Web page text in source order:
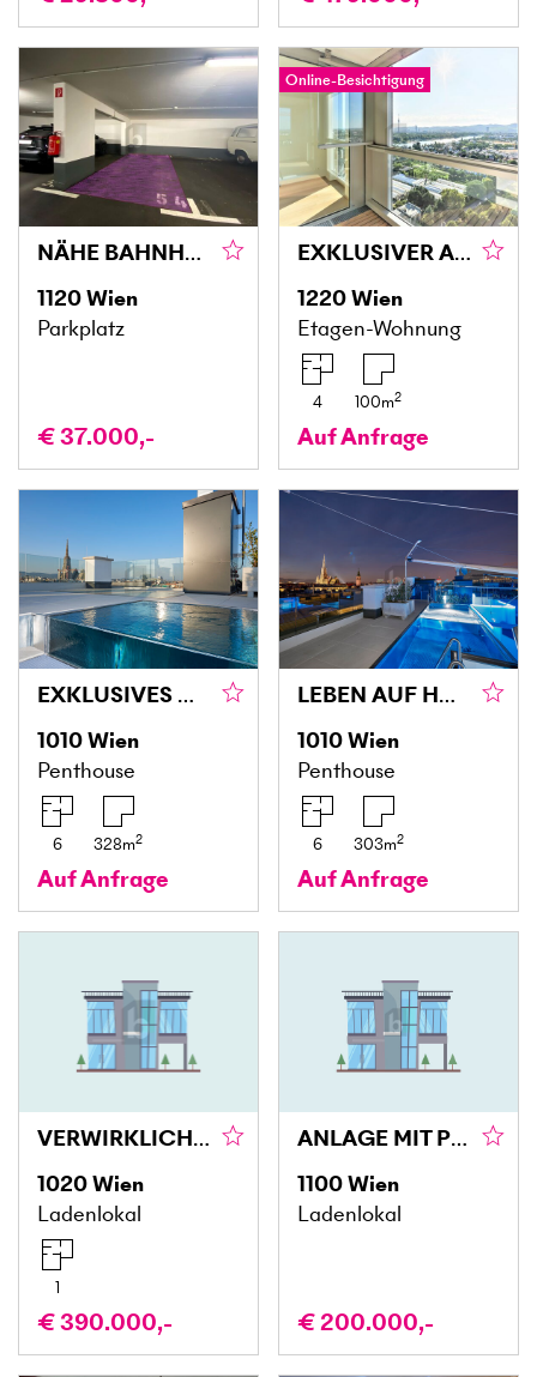
NÄHE BAHNHOF MEIDLING
1120Wien
Parkplatz
€ 37.000,-
Online-Besichtigung
EXKLUSIVER ANLEGERHIT!
1220Wien
Etagen-Wohnung
4 100m2
Auf Anfrage
EXKLUSIVES WOHNEN IM HERZEN WIENS
1010Wien
Penthouse
6 328m2
Auf Anfrage
LEBEN AUF HÖCHSTER EBENE
1010Wien
Penthouse
6 303m2
Auf Anfrage
VERWIRKLICHUNG IM STADTZENTRUM!
1020Wien
Ladenlokal
1
€ 390.000,-
ANLAGE MIT PERSPEKTIVE: LOKAL VERMIETET, €1.300/MONAT – VIELSEITIG NUTZBAR
1100Wien
Ladenlokal
€ 200.000,-